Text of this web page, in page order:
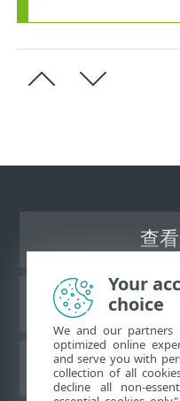
查
Your
choice
We and our
optimized online
and serve you with
collection of all
decline all non-